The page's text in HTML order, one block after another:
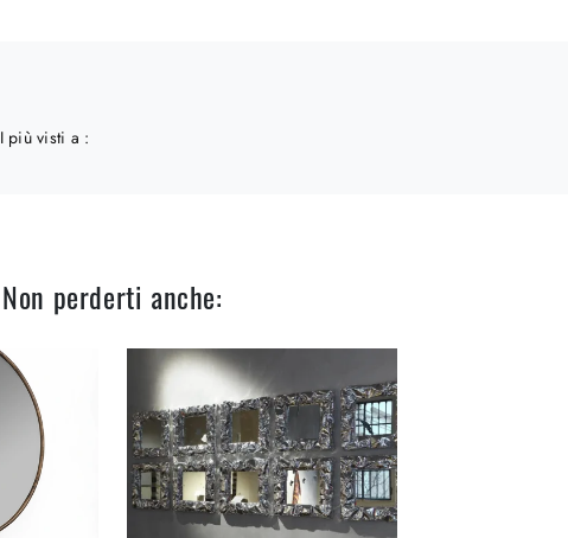
I più visti a :
Non perderti anche: